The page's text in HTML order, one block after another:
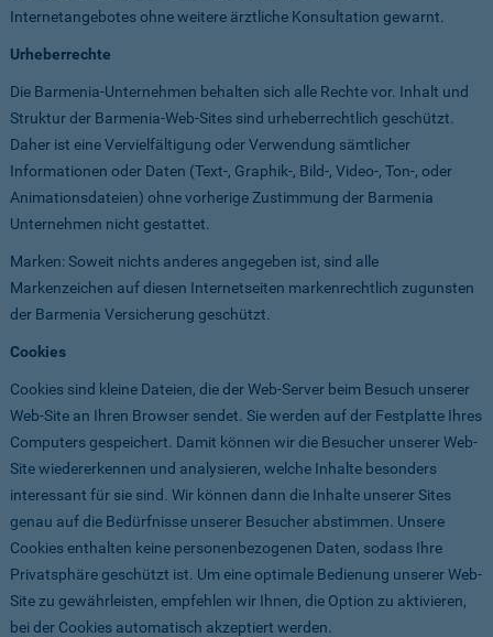
Internetangebotes ohne weitere ärztliche Konsultation gewarnt.
Urheberrechte
Die Barmenia-Unternehmen behalten sich alle Rechte vor. Inhalt und
Struktur der Barmenia-Web-Sites sind urheberrechtlich geschützt.
Daher ist eine Vervielfältigung oder Verwendung sämtlicher
Informationen oder Daten (Text-, Graphik-, Bild-, Video-, Ton-, oder
Animationsdateien) ohne vorherige Zustimmung der Barmenia
Unternehmen nicht gestattet.
Marken: Soweit nichts anderes angegeben ist, sind alle
Markenzeichen auf diesen Internetseiten markenrechtlich zugunsten
der Barmenia Versicherung geschützt.
Cookies
Cookies sind kleine Dateien, die der Web-Server beim Besuch unserer
Web-Site an Ihren Browser sendet. Sie werden auf der Festplatte Ihres
Computers gespeichert. Damit können wir die Besucher unserer Web-
Site wiedererkennen und analysieren, welche Inhalte besonders
interessant für sie sind. Wir können dann die Inhalte unserer Sites
genau auf die Bedürfnisse unserer Besucher abstimmen. Unsere
Cookies enthalten keine personenbezogenen Daten, sodass Ihre
Privatsphäre geschützt ist. Um eine optimale Bedienung unserer Web-
Site zu gewährleisten, empfehlen wir Ihnen, die Option zu aktivieren,
bei der Cookies automatisch akzeptiert werden.